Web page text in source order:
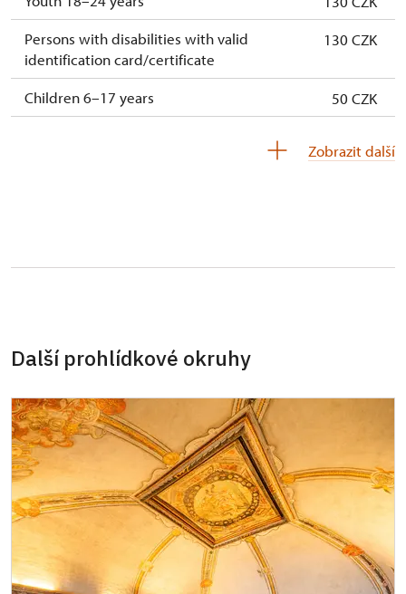
Persons with disabilities with valid
identification card/certificate
130 CZK
Children 6–17 years
50 CZK
Tour guide accompanying a group of at
Free
Zobrazit další
Další prohlídkové okruhy